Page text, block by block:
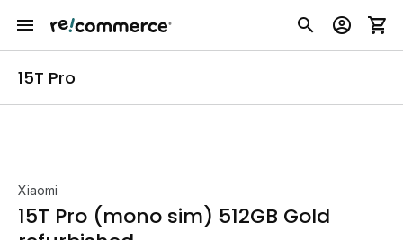
15T Pro
Xiaomi
15T Pro (mono sim) 512GB Gold